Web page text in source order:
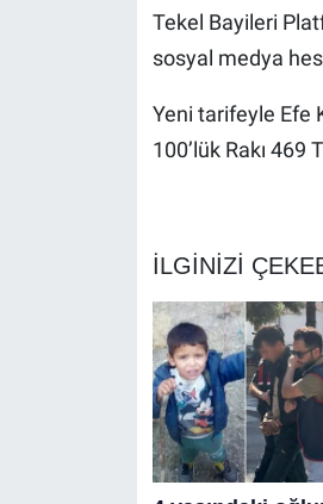
Tekel Bayileri
sosyal medya
Yeni tarifeyle Efe
100’lük Rakı 469